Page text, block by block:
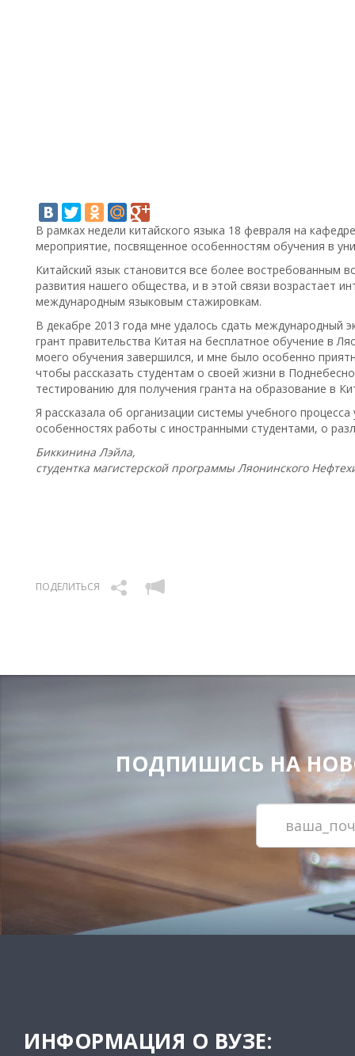
В рамках недели китайского языка 18 февраля на
мероприятие, посвященное особенностям обучения в
Китайский язык становится все более востребованным
развития нашего общества, и в этой связи возрастает
международным языковым стажировкам.
В декабре 2013 года мне удалось сдать международный
грант правительства Китая на бесплатное обучение в
моего обучения завершился, и мне было особенно
чтобы рассказать студентам о своей жизни в
тестированию для получения гранта на образование в
Я рассказала об организации системы учебного
особенностях работы с иностранными студентами, о
Биккинина Лэйла,
студентка магистерской программы Ляонинского
ПОДЕЛИТЬСЯ
ПОДПИШИСЬ НА
ИНФОРМАЦИЯ О ВУЗЕ: